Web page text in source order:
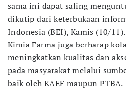
sama ini dapat saling
dikutip dari keterbukaan
Indonesia (BEI), Kamis (10/11).
Kimia Farma juga berharap
meningkatkan kualitas dan
pada masyarakat melalui
baik oleh KAEF maupun PTBA.